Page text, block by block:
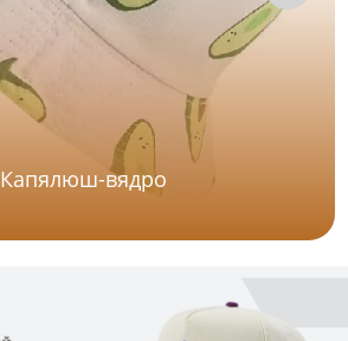
Капялюш-вядро